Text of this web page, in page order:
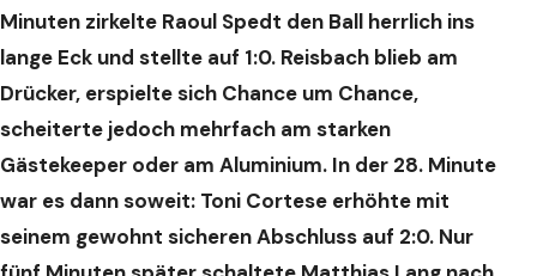
Minuten zirkelte Raoul Spedt den Ball herrlich ins
lange Eck und stellte auf 1:0. Reisbach blieb am
Drücker, erspielte sich Chance um Chance,
scheiterte jedoch mehrfach am starken
Gästekeeper oder am Aluminium. In der 28. Minute
war es dann soweit: Toni Cortese erhöhte mit
seinem gewohnt sicheren Abschluss auf 2:0. Nur